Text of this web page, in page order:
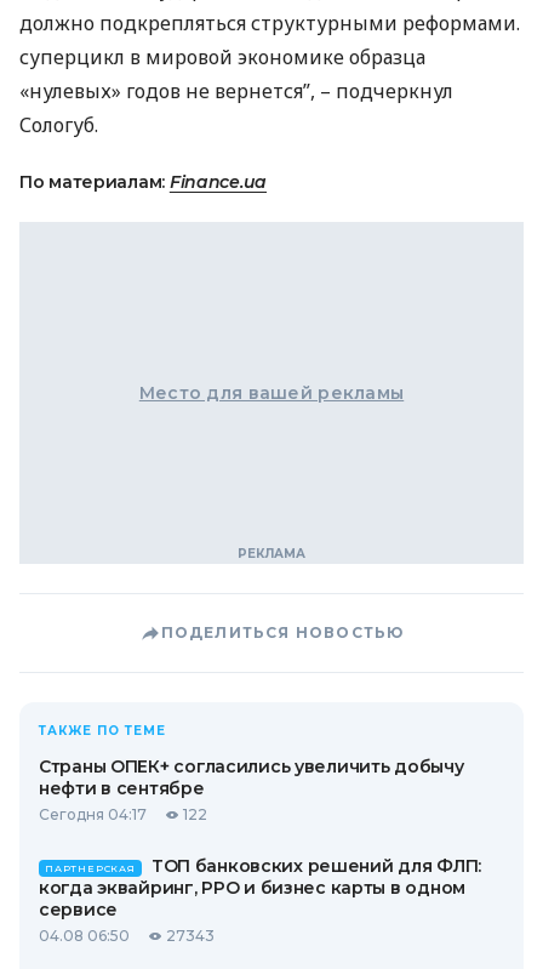
должно подкрепляться структурными реформами.
суперцикл в мировой экономике образца
«нулевых» годов не вернется”, – подчеркнул
Сологуб.
По материалам: Finance.ua
Место для вашей рекламы
ПОДЕЛИТЬСЯ НОВОСТЬЮ
ТАКЖЕ ПО ТЕМЕ
Страны ОПЕК+ согласились увеличить добычу
нефти в сентябре
Сегодня 04:17 122
ПАРТНЕРСКАЯ
ТОП банковских решений для ФЛП:
когда эквайринг, РРО и бизнес карты в одном
сервисе
04.08 06:50 27343